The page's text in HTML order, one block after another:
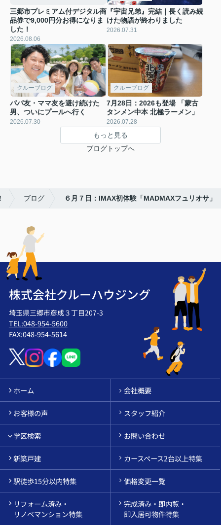
三郷市プレミアム付デジタル商
品券で9,000円分お得になりま
した！
2026.08.06
『宇宙兄弟』完結｜長く読み続
けた物語が終わりました
2026.07.31
クルーブログ
パパ友・ママ友を避け続けた
男、ついにプールへ行く
2026.07.30
クルーブログ
7月28日：2026も登場 「蒙古
タンメン中本 北極ラーメン」
2026.07.28
もっと見る
ブログトップへ
ブログ ６月７日：IMAX初体験「MADMAXフュリオサ」
株式会社クルーハウジング
埼玉県三郷市彦成３丁目207-3
TEL:048-954-5600
FAX:048-954-5614
ホーム 会社概要
お客様の声 スタッフ紹介
学区検索 お問い合わせ
新築戸建 カースペース2台以上特集
駅徒歩15分以内特集 価格変更一覧
リフォーム済み・
リノベマンション特集
完成済み・即内覧・
即入居可物件特集